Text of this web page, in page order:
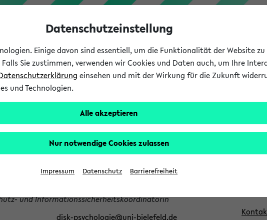
Studium
Swantje Meyer zur Heide
/ Beauftragte / Abteilung Psychologie / Datenschutz- und
und Informationssicherheitskoordinatorin
disk-psychologie@uni-bielefeld.de
S
e
i
n
Datenschutzeinstellung
Einige davon sind essentiell, um die Funktionalität der Website
Sie zustimmen, verwenden wir Cookies und Daten auch, um Ihre
einsehen und mit der Wirkung für die Zukunft
und Technologien.
Alle akzeptieren
Nur notwendige Cookies zulassen
Impressum Datenschutz Barrierefreiheit